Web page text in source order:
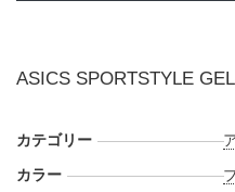
ASICS SPORTSTYLE
カテゴリー
カラー